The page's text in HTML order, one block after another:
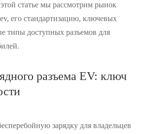
статье мы рассмотрим рынок
его стандартизацию, ключевых
типы доступных разъемов для
разъема EV: ключ
зарядку для владельцев